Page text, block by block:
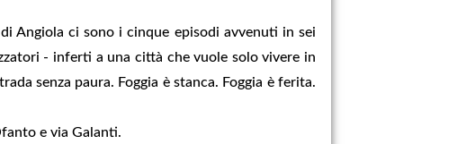
Angiola ci sono i cinque episodi avvenuti in sei
- inferti a una città che vuole solo vivere in
senza paura. Foggia è stanca. Foggia è ferita.
e via Galanti.